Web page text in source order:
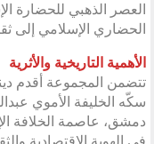
العصر الذهبي للحضارة
الحضاري الإسلامي إلى
الأهمية التاريخية والأثرية
سكّه الخليفة الأموي
دمشق، عاصمة الخلافة